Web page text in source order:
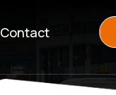
Contact